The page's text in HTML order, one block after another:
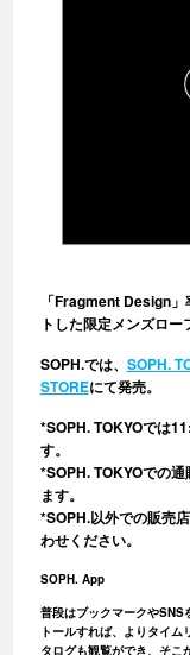
「Fragment Design
トした限定メンズロー
SOPH.では、 SOPH.
STOREにて発売。
*SOPH. TOKYOでは
す。
*SOPH. TOKYOでの
ます。
*SOPH.以外での販売
わせください。
SOPH. App
普段はブックマークや
トールすれば、よりタイ
タログも観覧ができ、そこ